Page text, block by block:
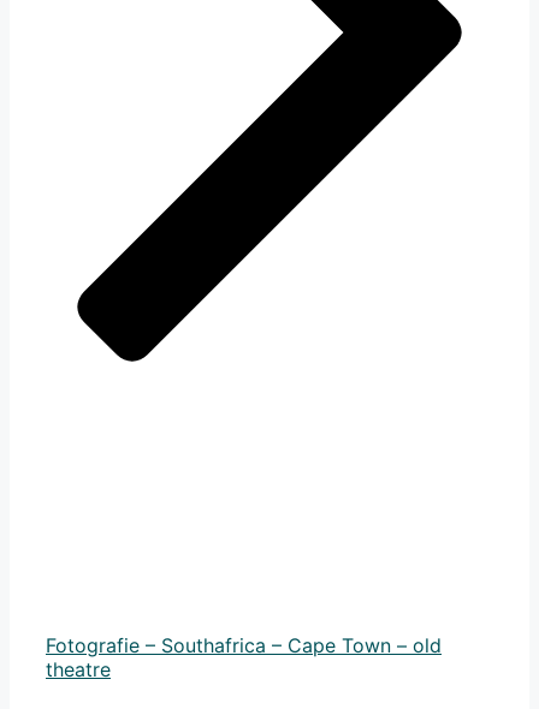
Fotografie – Southafrica – Cape Town – old
theatre